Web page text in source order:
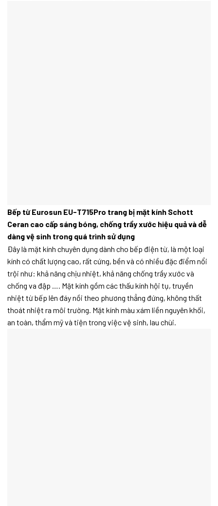
Bếp từ Eurosun EU-T715Pro trang bị mặt kính Schott
Ceran cao cấp sáng bóng, chống trầy xước hiệu quả và dễ
dàng vệ sinh trong quá trình sử dụng
Đây là mặt kính chuyên dụng dành cho bếp điện từ, là một loại
kính có chất lượng cao, rất cứng, bền và có nhiều đặc điểm nổi
trội như: khả năng chịu nhiệt, khả năng chống trầy xước và
chống va đập …. Mặt kính gồm các thấu kính hội tụ, truyền
nhiệt từ bếp lên đáy nồi theo phương thẳng đứng, không thất
thoát nhiệt ra môi trường. Mặt kính màu xám liền nguyên khối,
an toàn, thẩm mỹ và tiện trong việc vệ sinh, lau chùi.